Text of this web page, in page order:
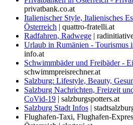
privatbank.co.at
Italienischer Style, Italienisches
Österreich | quattro-fratelli.at
Radfahren, Radwege |
Urlaub in Rumänien - Tourismus
info.at
Schwimmbäder und Freibäder -
schwimmpreisrechner.at
Salzburg: Lifestyle, Beauty,
Salzburg Nachrichten, Freizeit
CoVid-19 | salzburgspotters.at
Salzburg Stadt Infos |
Flughafen-Taxi, Flughafen-